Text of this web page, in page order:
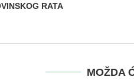
RATA
MOŽDA